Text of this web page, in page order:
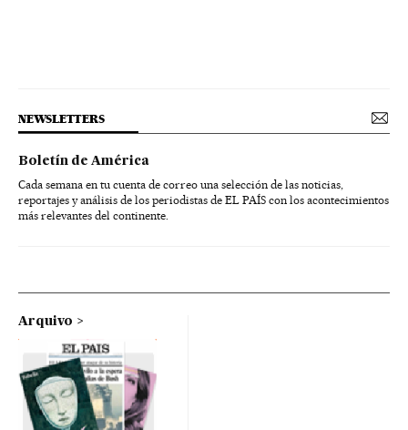
NEWSLETTERS
Boletín de América
Cada semana en tu cuenta de correo una selección de las noticias,
reportajes y análisis de los periodistas de EL PAÍS con los acontecimientos
más relevantes del continente.
Arquivo